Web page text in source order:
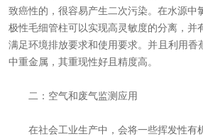
致癌性的，很容易产生二次污染。在水源中
极性毛细管柱可以实现高灵敏度的分离，并
满足环境排放要求和使用要求。并且利用香
中重金属，其重现性好且精度高。
二：空气和废气监测应用
在社会工业生产中，会将一些挥发性有